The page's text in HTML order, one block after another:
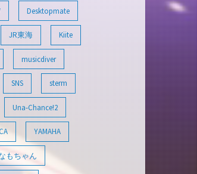
Desktopmate
JR東海 Kiite
musicdiver
SNS sterm
Una-Chance!2
YAMAHA
もちゃん